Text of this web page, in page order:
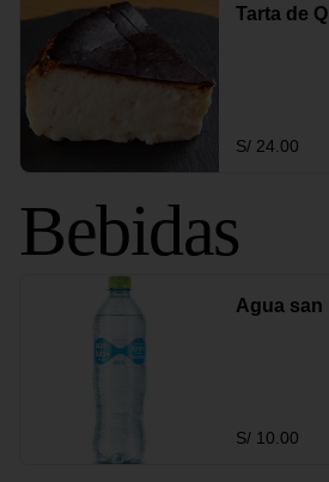
Tarta de
S/ 24.00
Bebidas
Agua san
S/ 10.00